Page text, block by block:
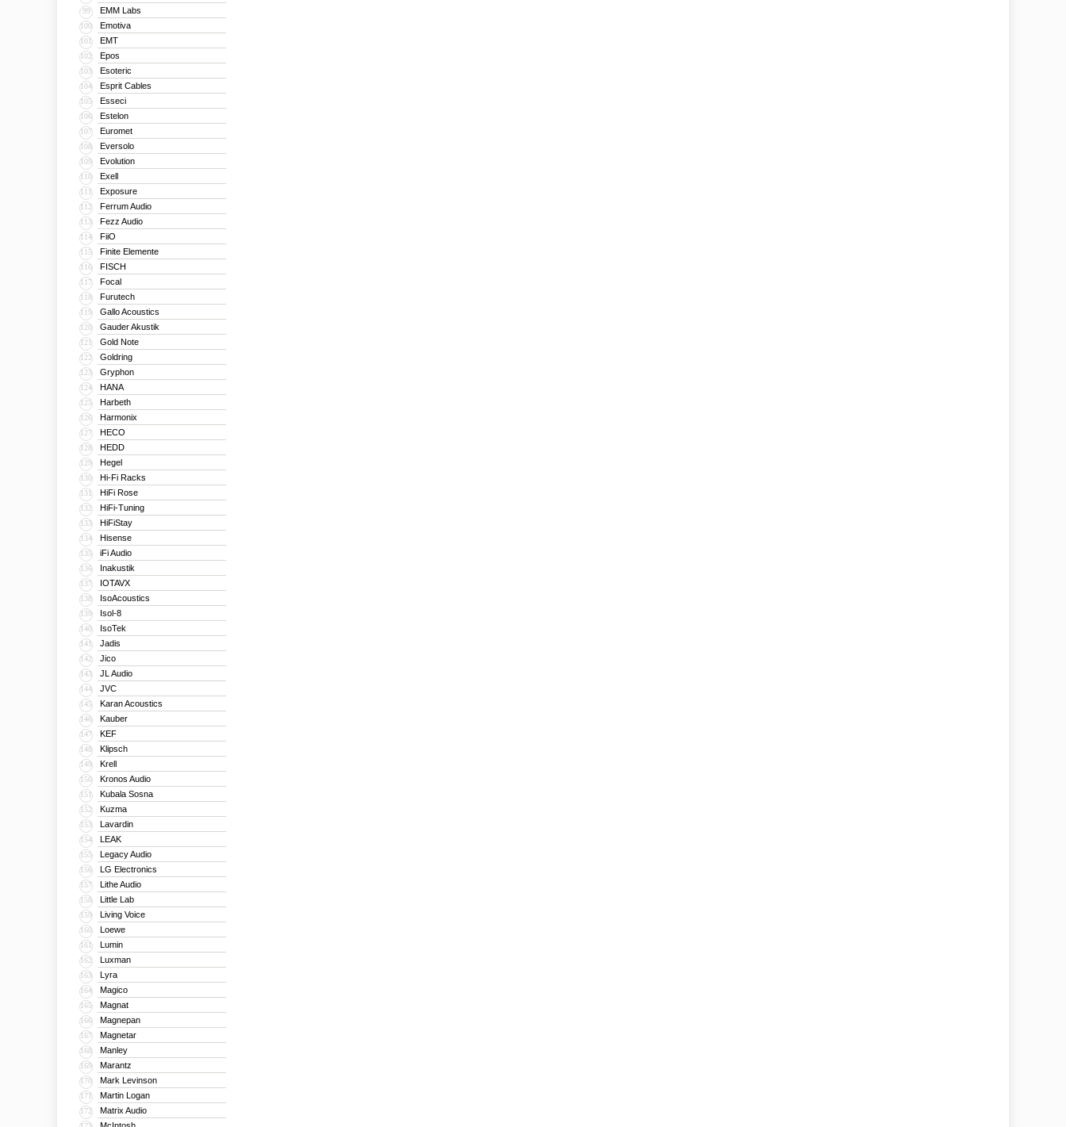
99 EMM Labs
100 Emotiva
101 EMT
102 Epos
103 Esoteric
104 Esprit Cables
105 Esseci
106 Estelon
107 Euromet
108 Eversolo
109 Evolution
110 Exell
111 Exposure
112 Ferrum Audio
113 Fezz Audio
114 FiiO
115 Finite Elemente
116 FISCH
117 Focal
118 Furutech
119 Gallo Acoustics
120 Gauder Akustik
121 Gold Note
122 Goldring
123 Gryphon
124 HANA
125 Harbeth
126 Harmonix
127 HECO
128 HEDD
129 Hegel
130 Hi-Fi Racks
131 HiFi Rose
132 HiFi-Tuning
133 HiFiStay
134 Hisense
135 iFi Audio
136 Inakustik
137 IOTAVX
138 IsoAcoustics
139 Isol-8
140 IsoTek
141 Jadis
142 Jico
143 JL Audio
144 JVC
145 Karan Acoustics
146 Kauber
147 KEF
148 Klipsch
149 Krell
150 Kronos Audio
151 Kubala Sosna
152 Kuzma
153 Lavardin
154 LEAK
155 Legacy Audio
156 LG Electronics
157 Lithe Audio
158 Little Lab
159 Living Voice
160 Loewe
161 Lumin
162 Luxman
163 Lyra
164 Magico
165 Magnat
166 Magnepan
167 Magnetar
168 Manley
169 Marantz
170 Mark Levinson
171 Martin Logan
172 Matrix Audio